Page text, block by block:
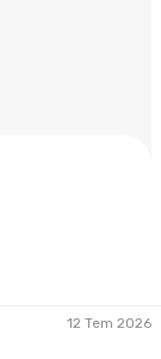
12 Tem 2026